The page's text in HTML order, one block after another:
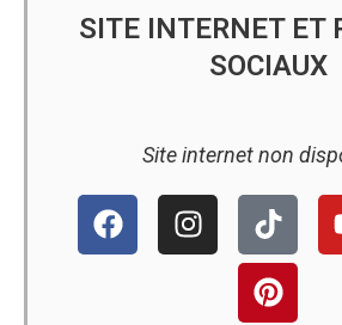
SITE INTERNET ET
SOCIAUX
Site internet non
F
a
I
n
T
i
k
t
P
i
n
t